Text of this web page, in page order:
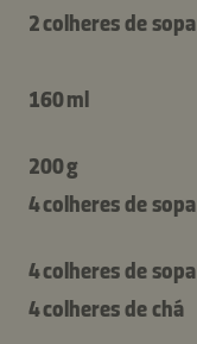
2 colheres de sopa
160 ml
200 g
4 colheres de sopa
4 colheres de sopa
4 colheres de chá